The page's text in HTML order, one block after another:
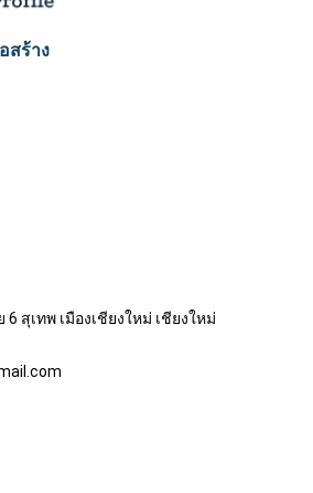
สร้าง
สุเทพ เมืองเชียงใหม่ เชียงใหม่